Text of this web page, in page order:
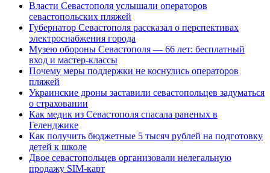
Власти Севастополя услышали операторов
севастопольских пляжей
Губернатор Севастополя рассказал о перспективах
электроснабжения города
Музею обороны Севастополя — 66 лет: бесплатный
вход и мастер-классы
Почему меры поддержки не коснулись операторов
пляжей
Украинские дроны заставили севастопольцев задуматься
о страховании
Как медик из Севастополя спасала раненых в
Геленджике
Как получить бюджетные 5 тысяч рублей на подготовку
детей к школе
Двое севастопольцев организовали нелегальную
продажу SIM-карт